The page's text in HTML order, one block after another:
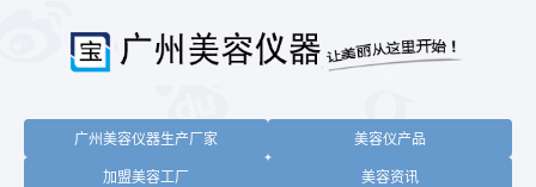
广州美容仪器生产厂家
美容仪产品
加盟美容工厂
美容资讯